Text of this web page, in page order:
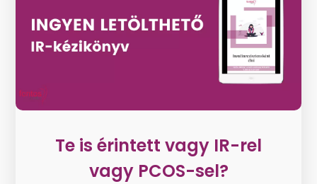
Te is érintett vagy IR-rel
vagy PCOS-sel?